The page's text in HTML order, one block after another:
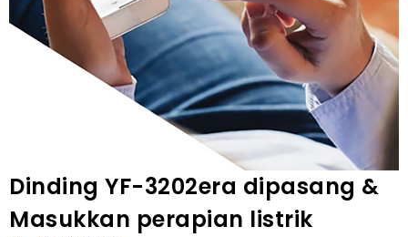
Dinding YF-3202era dipasang &
Masukkan perapian listrik